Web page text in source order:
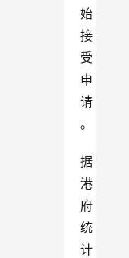
始
接
受
申
请
。
据
港
府
统
计